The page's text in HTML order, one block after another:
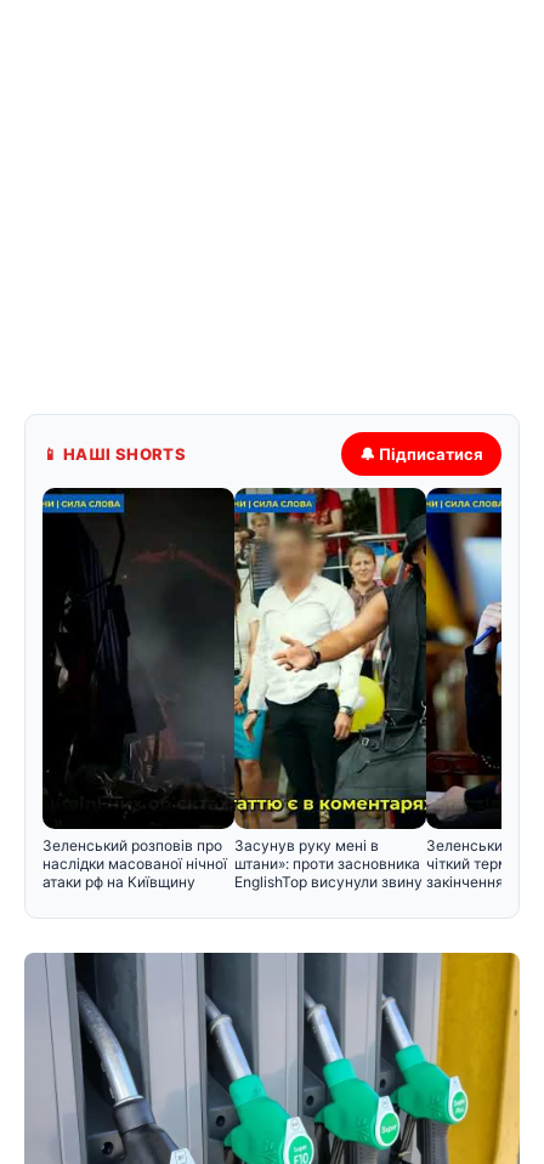
📱 НАШІ SHORTS 🔔 Підписатися
Зеленський розповів про
наслідки масованої нічної
атаки рф на Київщину
Засунув руку мені в
штани»: проти засновника
EnglishTop висунули звину
Зеленський
чіткий термін
закінчення війни